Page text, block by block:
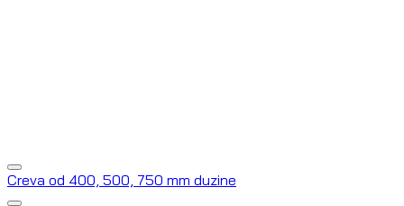
Creva od 400, 500, 750 mm duzine